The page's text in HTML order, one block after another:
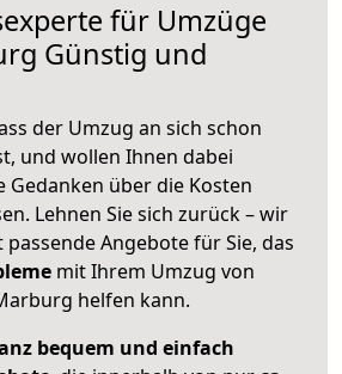
für Umzüge
Günstig und
der Umzug an sich schon
und wollen Ihnen dabei
Gedanken über die Kosten
Lehnen Sie sich zurück – wir
Angebote für Sie, das
mit Ihrem Umzug von
helfen kann.
bequem und einfach